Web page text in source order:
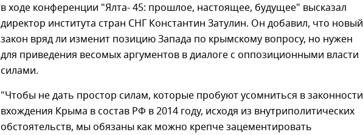
в ходе конференции "Ялта- 45: прошлое, настоящее, будущее" высказал
директор института стран СНГ Константин Затулин. Он добавил, что новый
закон вряд ли изменит позицию Запада по крымскому вопросу, но нужен
для приведения весомых аргументов в диалоге с оппозиционными власти
силами.
"Чтобы не дать простор силам, которые пробуют усомниться в законности
вхождения Крыма в состав РФ в 2014 году, исходя из внутриполитических
обстоятельств, мы обязаны как можно крепче зацементировать